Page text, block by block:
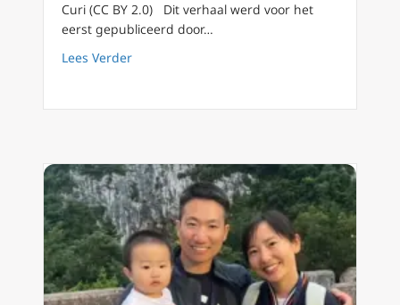
Curi (CC BY 2.0) Dit verhaal werd voor het
eerst gepubliceerd door…
Lees Verderabout Jeugdevenement in Spanje trekt